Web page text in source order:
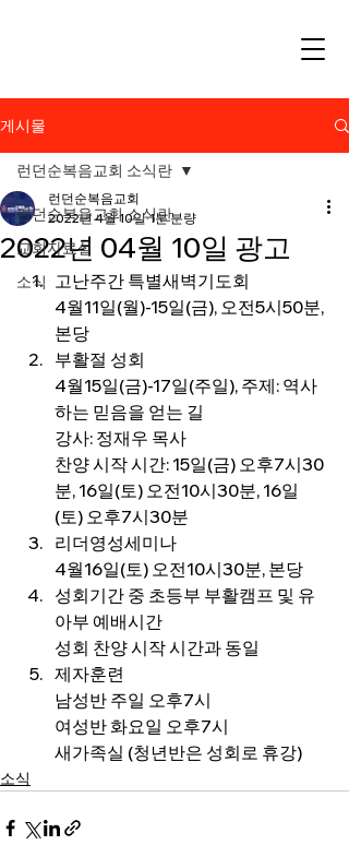
게시물
런던순복음교회 소식란
교회자료실
소식
런던순복음교회 소식란
2022년 04월 10일 광고
런던순복음교회
2022년 4월 10일 1분 분량
고난주간 특별새벽기도회
4월11일(월)-15일(금), 오전5시50분,
본당
부활절 성회
4월15일(금)-17일(주일), 주제: 역사
하는 믿음을 얻는 길
강사: 정재우 목사
찬양 시작 시간: 15일(금) 오후7시30
분, 16일(토) 오전10시30분, 16일
(토) 오후7시30분
리더영성세미나
4월16일(토) 오전10시30분, 본당
성회기간 중 초등부 부활캠프 및 유
아부 예배시간
성회 찬양 시작 시간과 동일
제자훈련
남성반 주일 오후7시
여성반 화요일 오후7시
새가족실 (청년반은 성회로 휴강)
소식